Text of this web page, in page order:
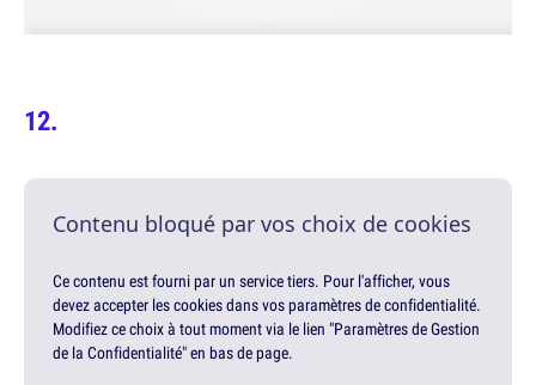
Contenu bloqué par vos choix de cookies
Ce contenu est fourni par un service tiers. Pour l'afficher, vous
devez accepter les cookies dans vos paramètres de confidentialité.
Modifiez ce choix à tout moment via le lien "Paramètres de Gestion
de la Confidentialité" en bas de page.